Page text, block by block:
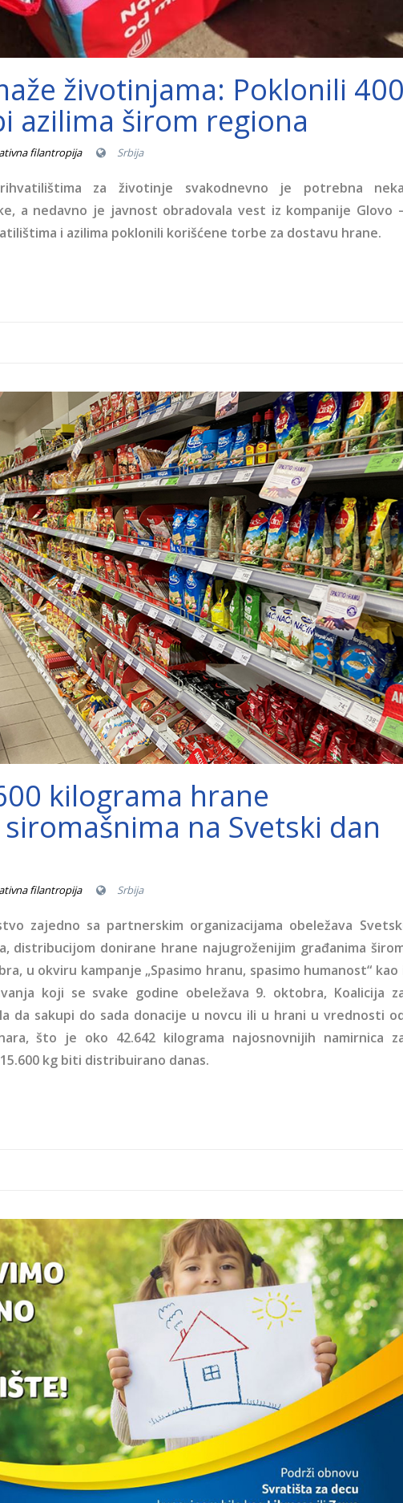
životinjama: Poklonili 400
azilima širom regiona
filantropija Srbija
za životinje svakodnevno je potrebna neka
a nedavno je javnost obradovala vest iz kompanije Glovo
i azilima poklonili korišćene torbe za dostavu hrane.
hranu.jpg
kilograma hrane
na Svetski dan
filantropija Srbija
zajedno sa partnerskim organizacijama obeležava
distribucijom donirane hrane najugroženijim građanima
u okviru kampanje „Spasimo hranu, spasimo humanost“ kao
koji se svake godine obeležava 9. oktobra, Koalicija
da sakupi do sada donacije u novcu ili u hrani u vrednosti
što je oko 42.642 kilograma najosnovnijih namirnica
kg biti distribuirano danas.
Lidl.jpg